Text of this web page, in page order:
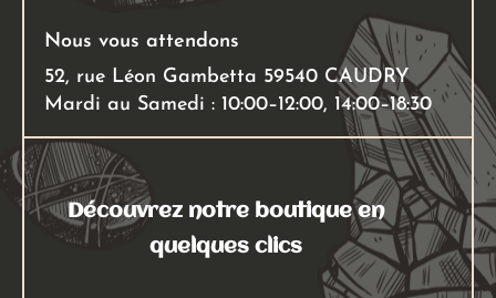
Nous vous attendons
52, rue Léon Gambetta 59540 CAUDRY
Mardi au Samedi : 10:00–12:00, 14:00–18:30
Découvrez notre boutique en
quelques clics